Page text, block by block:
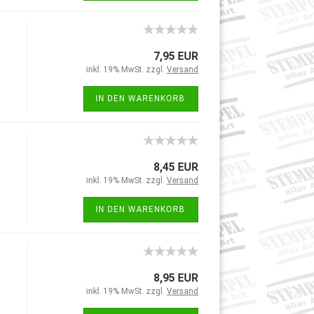
7,95 EUR
inkl. 19% MwSt. zzgl. Versand
IN DEN WARENKORB
8,45 EUR
inkl. 19% MwSt. zzgl. Versand
IN DEN WARENKORB
8,95 EUR
inkl. 19% MwSt. zzgl. Versand